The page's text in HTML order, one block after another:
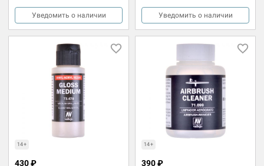
Уведомить о наличии Уведомить о наличии
14+
430 ₽
14+
390 ₽